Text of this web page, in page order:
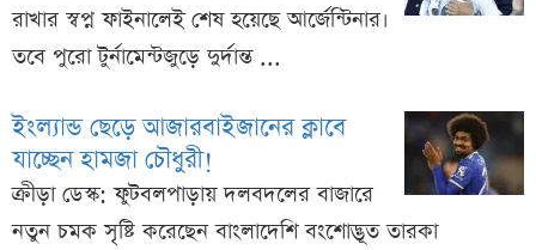
রাখার স্বপ্ন ফাইনালেই শেষ হয়েছে আর্জেন্টিনার।
তবে পুরো টুর্নামেন্টজুড়ে দুর্দান্ত ...
ইংল্যান্ড ছেড়ে আজারবাইজানের ক্লাবে
যাচ্ছেন হামজা চৌধুরী!
ক্রীড়া ডেস্ক: ফুটবলপাড়ায় দলবদলের বাজারে
নতুন চমক সৃষ্টি করেছেন বাংলাদেশি বংশোদ্ভূত তারকা